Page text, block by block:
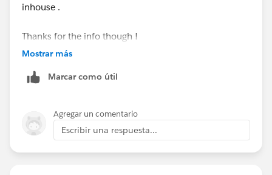
inhouse .
Thanks for the info though !
Mostrar más
Marcar como útil
Agregar un comentario
Escribir una respuesta...